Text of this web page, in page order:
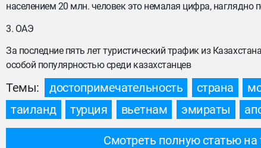
населением 20 млн. человек это немалая цифра, наглядно
3. ОАЭ
За последние пять лет туристический трафик из
особой популярностью среди казахстанцев
Темы: достопримечательность страна
таиланд
турция вьетнам эмираты
Смотреть полную статью на